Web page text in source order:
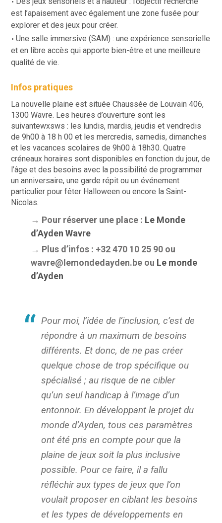
est l’apaisement avec également une zone fusée pour
explorer et des jeux pour créer.
Une salle immersive (SAM) : une expérience sensorielle
et en libre accès qui apporte bien-être et une meilleure
qualité de vie.
Infos pratiques
La nouvelle plaine est située Chaussée de Louvain 406,
1300 Wavre. Les heures d’ouverture sont les
suivantewxsws : les lundis, mardis, jeudis et vendredis
de 9h00 à 18 h 00 et les mercredis, samedis, dimanches
et les vacances scolaires de 9h00 à 18h30. Quatre
créneaux horaires sont disponibles en fonction du jour, de
l’âge et des besoins avec la possibilité de programmer
un anniversaire, une garde répit ou un événement
particulier pour fêter Halloween ou encore la Saint-
Nicolas.
→ Pour réserver une place : Le Monde
d’Ayden Wavre
→ Plus d’infos : +32 470 10 25 90 ou
wavre@lemondedayden.be ou Le monde
d’Ayden
Pour moi, l’idée de l’inclusion, c’est de
répondre à un maximum de besoins
différents. Et donc, de ne pas créer
quelque chose de trop spécifique ou
spécialisé ; au risque de ne cibler
qu’un seul handicap à l’image d’un
entonnoir. En développant le projet du
monde d’Ayden, tous ces paramètres
ont été pris en compte pour que la
plaine de jeux soit la plus inclusive
possible. Pour ce faire, il a fallu
réfléchir aux types de jeux que l’on
voulait proposer en ciblant les besoins
et les types de développements en